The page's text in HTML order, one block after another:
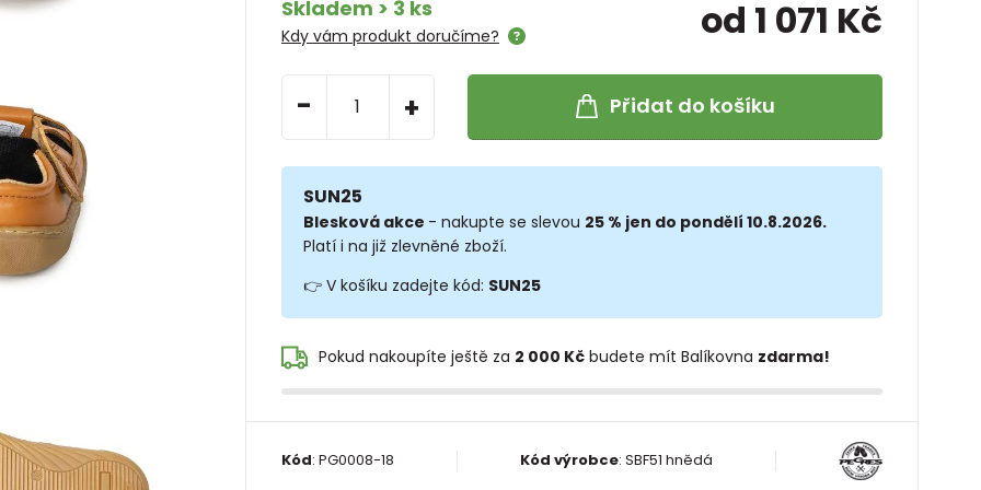
Skladem > 3 ks
Kdy vám produkt doručíme? od 1 071 Kč
- + Přidat do košíku
SUN25
Blesková akce - nakupte se slevou 25 % jen do pondělí 10.8.2026.
Platí i na již zlevněné zboží.
👉 V košíku zadejte kód: SUN25
Pokud nakoupíte ještě za 2 000 Kčbudete mít Balíkovna zdarma!
Kód: PG0008-18 Kód výrobce: SBF51 hnědá